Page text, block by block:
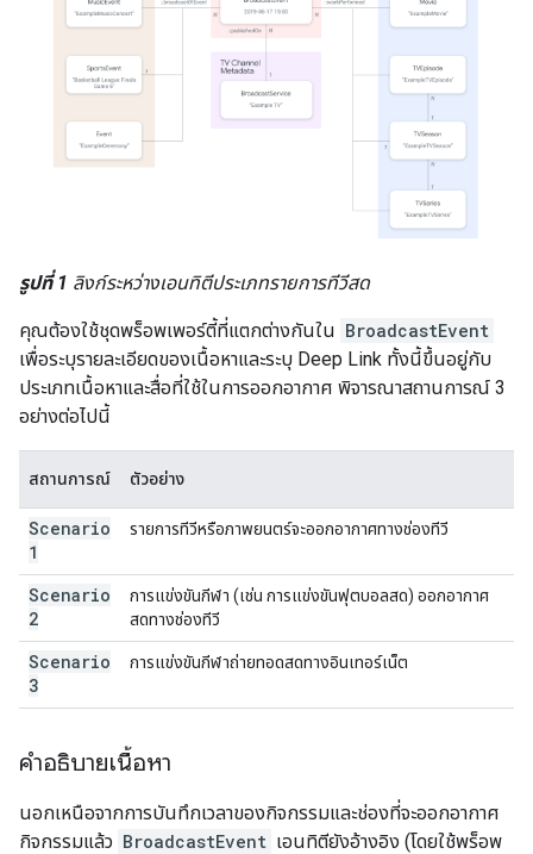
รูปที่ 1 ลิงก์ระหว่างเอนทิตีประเภทรายการทีวีสด
คุณต้องใช้ชุดพร็อพเพอร์ตี้ที่แตกต่างกันใน BroadcastEvent
เพื่อระบุรายละเอียดของเนื้อหาและระบุ Deep Link ทั้งนี้ขึ้นอยู่กับ
ประเภทเนื้อหาและสื่อที่ใช้ในการออกอากาศ พิจารณาสถานการณ์ 3
อย่างต่อไปนี้
สถานการณ์ ตัวอย่าง
Scenario
1
รายการทีวีหรือภาพยนตร์จะออกอากาศทางช่องทีวี
Scenario
2
การแข่งขันกีฬา (เช่น การแข่งขันฟุตบอลสด) ออกอากาศ
สดทางช่องทีวี
Scenario
3
การแข่งขันกีฬาถ่ายทอดสดทางอินเทอร์เน็ต
คำอธิบายเนื้อหา
นอกเหนือจากการบันทึกเวลาของกิจกรรมและช่องที่จะออกอากาศ
กิจกรรมแล้ว BroadcastEvent เอนทิตียังอ้างอิง (โดยใช้พร็อพ